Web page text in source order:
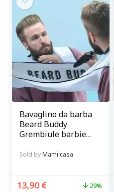
Bavaglino da barba
Beard Buddy
Grembiule barbiere
curare la barba
Sold byMami casa
13,90 € 29%